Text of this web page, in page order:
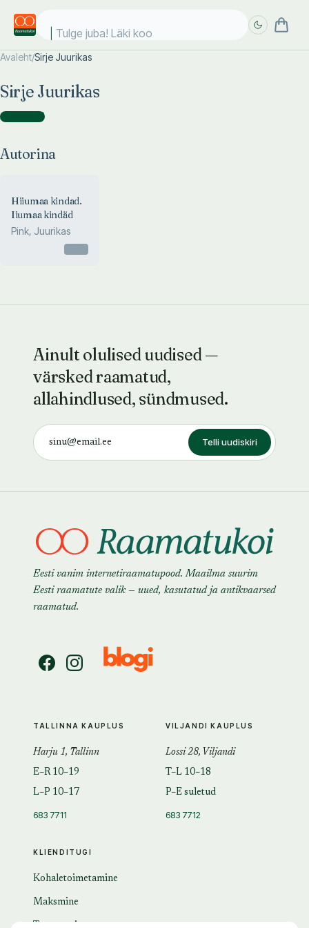
Tulge juba! Läki kool
Avaleht/Sirje Juurikas
Sirje Juurikas
Autorina )
Autorina
Hiiumaa kindad.
Iiumaa kindäd
Pink, Juurikas
Ainult olulised uudised —
värsked raamatud,
allahindlused, sündmused.
Telli uudiskiri
Eesti vanim internetiraamatupood. Maailma suurim
Eesti raamatute valik — uued, kasutatud ja antikvaarsed
raamatud.
KLIENDITUGI
Kohaletoimetamine
Maksmine
TALLINNA KAUPLUS
Harju 1, Tallinn
E–R 10–19
L–P 10–17
683 7711
VILJANDI KAUPLUS
Lossi 28, Viljandi
T–L 10–18
P–E suletud
683 7712